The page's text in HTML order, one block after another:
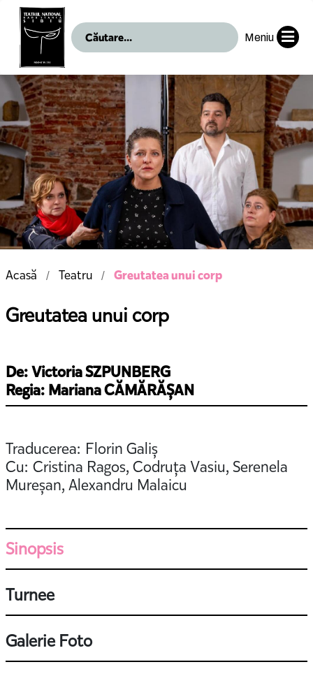
Meniu
Acasă Teatru Greutatea unui corp
Greutatea unui corp
De: Victoria SZPUNBERG
Regia: Mariana CĂMĂRĂȘAN
Traducerea: Florin Galiș
Cu: Cristina Ragos, Codruța Vasiu, Serenela
Mureșan, Alexandru Malaicu
Sinopsis
Turnee
Galerie Foto